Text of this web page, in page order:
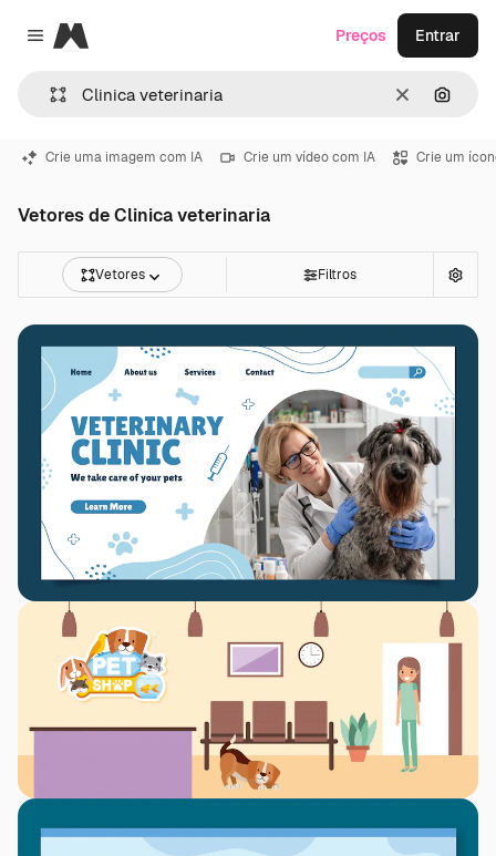
Close menu
Magnific
Limpar
Preços Entrar
Crie uma imagem com IA Crie um vídeo com IA Crie um
Vetores de Clinica veterinaria
Vetores Filtros